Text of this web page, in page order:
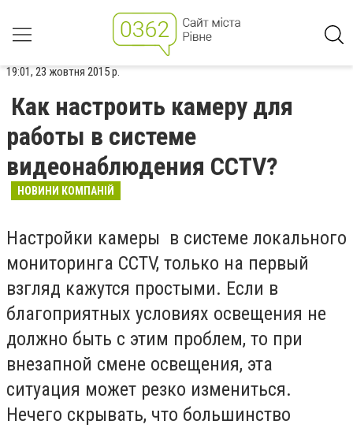
19:01, 23 жовтня 2015 р.
Как настроить камеру для
работы в системе
видеонаблюдения CCTV?
НОВИНИ КОМПАНІЙ
Настройки камеры в системе локального
мониторинга CCTV, только на первый
взгляд кажутся простыми. Если в
благоприятных условиях освещения не
должно быть с этим проблем, то при
внезапной смене освещения, эта
ситуация может резко измениться.
Нечего скрывать, что большинство